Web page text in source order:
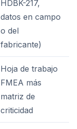
HDBK-217,
datos en campo
o del
fabricante)
Hoja de trabajo
FMEA más
matriz de
criticidad